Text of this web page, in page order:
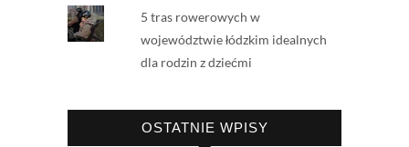
5 tras rowerowych w
województwie łódzkim idealnych
dla rodzin z dziećmi
OSTATNIE WPISY